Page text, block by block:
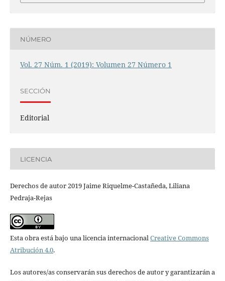
NÚMERO
Vol. 27 Núm. 1 (2019): Volumen 27 Número 1
SECCIÓN
Editorial
LICENCIA
Derechos de autor 2019 Jaime Riquelme-Castañeda, Liliana
Pedraja-Rejas
Esta obra está bajo una licencia internacionalCreative Commons
Atribución 4.0.
Los autores/as conservarán sus derechos de autor y garantizarán a